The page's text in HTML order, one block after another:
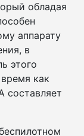
обладая
аппарату
в
этого
как
составляет